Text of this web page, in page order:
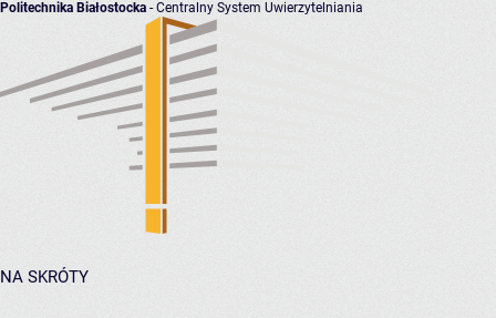
Politechnika Białostocka - Centralny System Uwierzytelniania
NA SKRÓTY